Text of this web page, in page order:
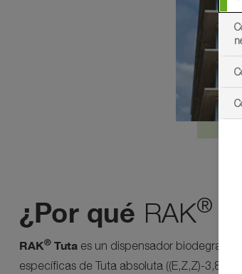
¿Por qué RAK®
RAK® Tuta es un dispensador
específicas de Tuta absoluta ((E,Z,Z)-